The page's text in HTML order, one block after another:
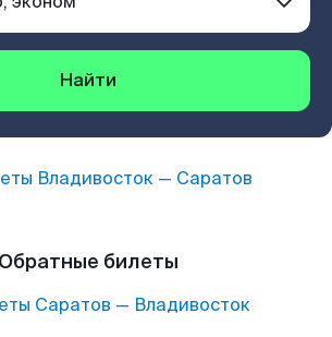
Найти
Владивосток— Саратов
Обратные билеты
Саратов — Владивосток